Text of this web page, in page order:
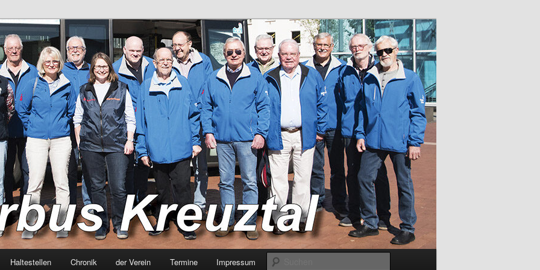
für Bürger
Haltestellen Chronik der Verein Termine Impressum